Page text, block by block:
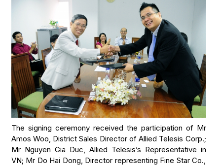
The signing ceremony received the participation of Mr
Amos Woo, District Sales Director of Allied Telesis Corp.;
Mr Nguyen Gia Duc, Allied Telesis’s Representative in
VN; Mr Do Hai Dong, Director representing Fine Star Co.,